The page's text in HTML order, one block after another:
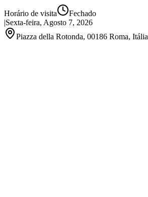
Horário de visita
Fechado
|Sexta-feira, Agosto 7, 2026
Piazza della Rotonda, 00186 Roma, Itália